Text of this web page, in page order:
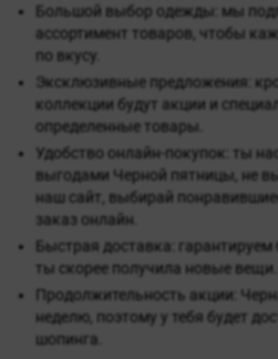
Большой выбор одежды: мы
ассортимент товаров, чтобы
по вкусу.
Эксклюзивные предложения:
коллекции будут акции и
определенные товары.
Удобство онлайн-покупок: ты
выгодами Черной пятницы, не
наш сайт, выбирай
заказ онлайн.
Быстрая доставка:
ты скорее получила новые вещи.
Продолжительность акции:
неделю, поэтому у тебя будет
шопинга.